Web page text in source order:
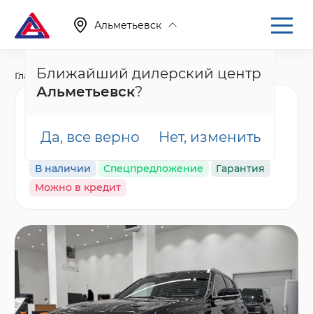
Альметьевск
Ближайший дилерский центр
Альметьевск?
Да, все верно Нет, изменить
Главная Каталог Новые автомобили Monjaro, I
Flagship, черный
В наличии Спецпредложение
Гарантия
Можно в кредит